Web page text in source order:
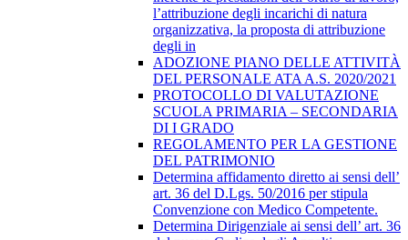
l’attribuzione degli incarichi di natura
organizzativa, la proposta di attribuzione
degli in
ADOZIONE PIANO DELLE ATTIVITÀ
DEL PERSONALE ATA A.S. 2020/2021
PROTOCOLLO DI VALUTAZIONE
SCUOLA PRIMARIA – SECONDARIA
DI I GRADO
REGOLAMENTO PER LA GESTIONE
DEL PATRIMONIO
Determina affidamento diretto ai sensi dell’
art. 36 del D.Lgs. 50/2016 per stipula
Convenzione con Medico Competente.
Determina Dirigenziale ai sensi dell’ art. 36